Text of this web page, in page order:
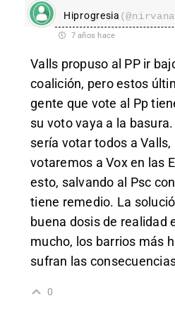
Hiprogresia
7 años hace
Valls propuso al PP ir
coalición, pero estos
gente que vote al Pp
su voto vaya a la
sería votar todos a Valls,
votaremos a Vox en las
esto, salvando al Psc
tiene remedio. La
buena dosis de realidad
mucho, los barrios más
sufran las
0